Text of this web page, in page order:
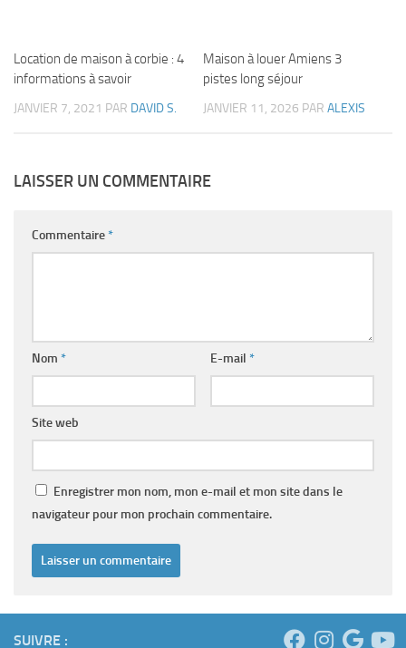
Location de maison à corbie : 4
informations à savoir
JANVIER 7, 2021 PAR DAVID S.
Maison à louer Amiens 3
pistes long séjour
JANVIER 11, 2026 PAR ALEXIS
LAISSER UN COMMENTAIRE
Commentaire*
Nom * E-mail *
Site web
Enregistrer mon nom, mon e-mail et mon site dans le
navigateur pour mon prochain commentaire.
SUIVRE :